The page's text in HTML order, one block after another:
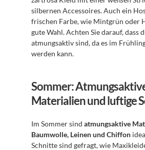
silbernen Accessoires. Auch ein
frischen Farbe, wie Mintgrün oder
gute Wahl. Achten Sie darauf, dass
atmungsaktiv sind, da es im
werden kann.
Sommer:
Materialien und luftige
Im Sommer sind atmungsaktive
Baumwolle, Leinen und Chiffon
Schnitte sind gefragt, wie